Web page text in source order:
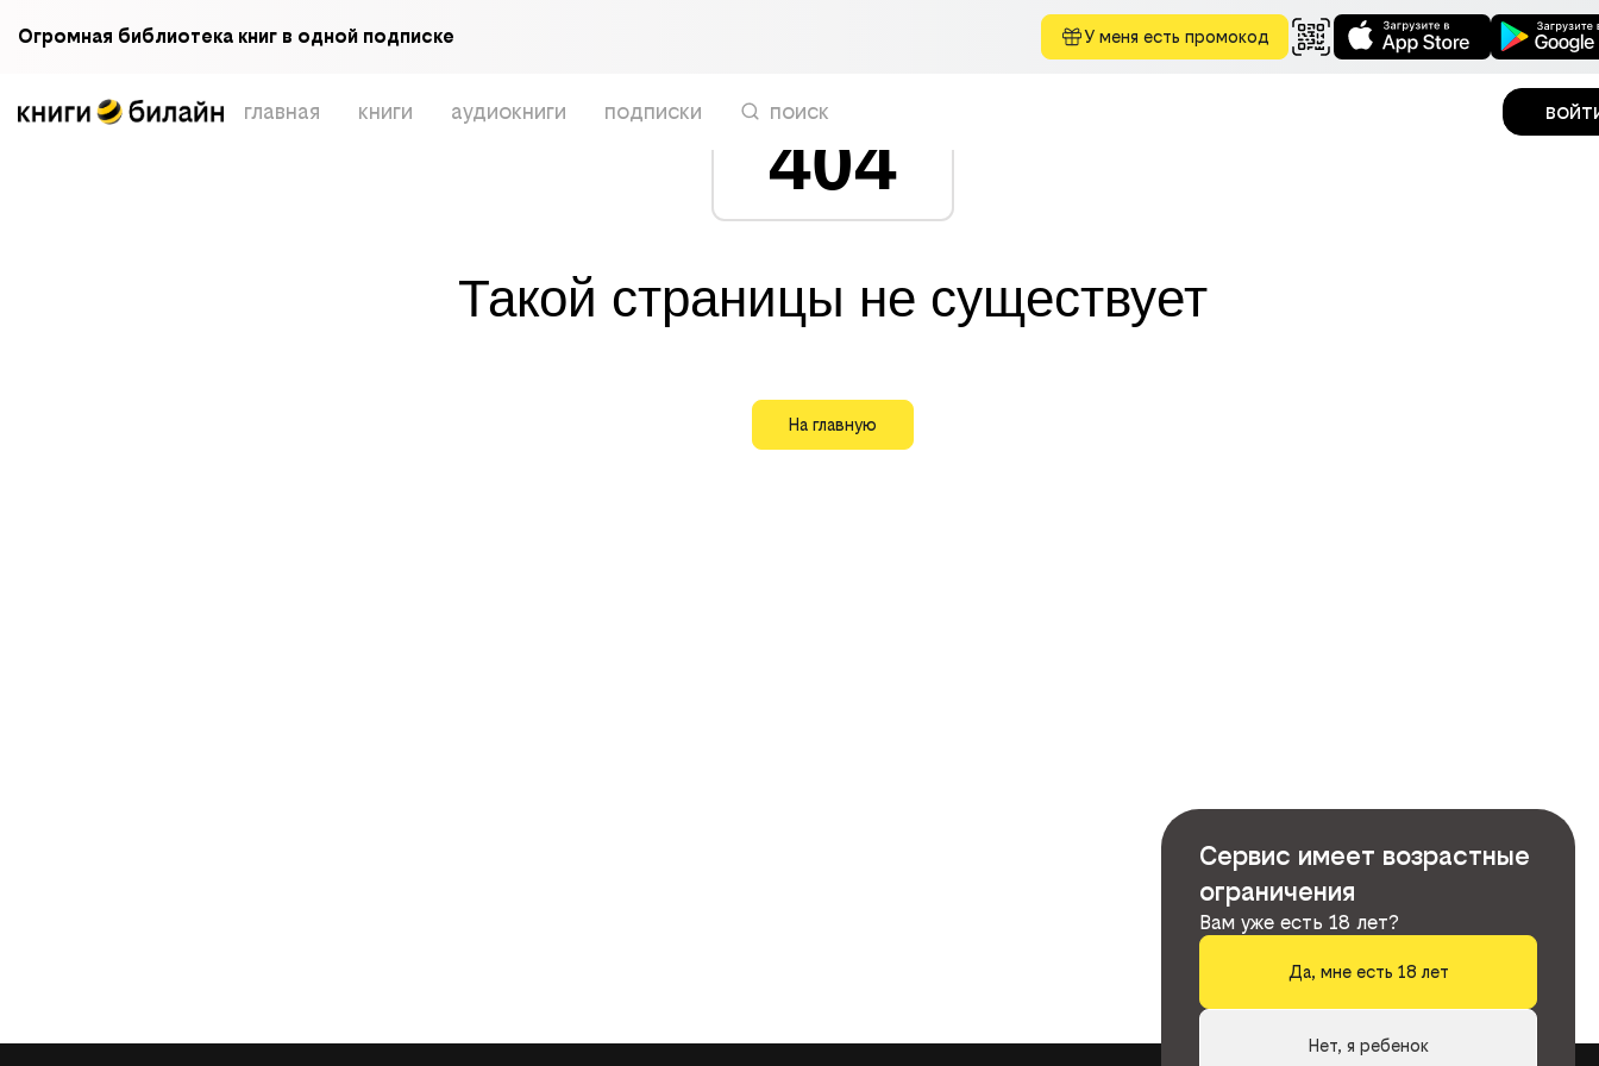
Огромная библиотека книг в одной подписке У меня есть промокод
главная книги аудиокниги подписки поиск
404
Такой страницы не существует
На главную
Сервис имеет возрастные
ограничения
Вам уже есть 18 лет?
Да, мне есть 18 лет
Нет, я ребенок